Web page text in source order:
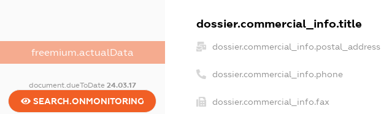
freemium.actualData
document.dueToDate 24.03.17
SEARCH.ONMONITORING
dossier.commercial_info.title
dossier.commercial_info.postal_address
dossier.commercial_info.phone
dossier.commercial_info.fax